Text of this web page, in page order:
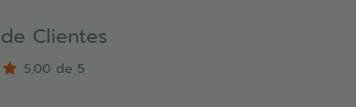
Clientes
5.00 de 5